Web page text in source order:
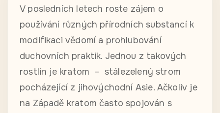
V posledních letech roste zájem o
používání různých přírodních substancí k
modifikaci vědomí a prohlubování
duchovních praktik. Jednou z takových
rostlin je kratom – stálezelený strom
pocházející z jihovýchodní Asie. Ačkoliv je
na Západě kratom často spojován s